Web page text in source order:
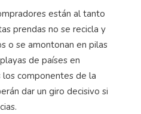
están al tanto
prendas no se recicla y
o se amontonan en pilas
de países en
componentes de la
dar un giro decisivo si